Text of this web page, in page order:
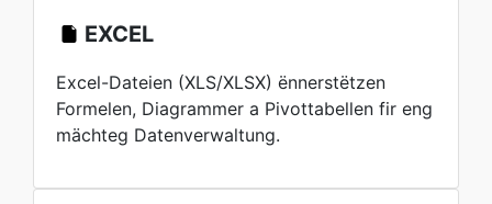
EXCEL
Excel-Dateien (XLS/XLSX) ënnerstëtzen
Formelen, Diagrammer a Pivottabellen fir eng
mächteg Datenverwaltung.